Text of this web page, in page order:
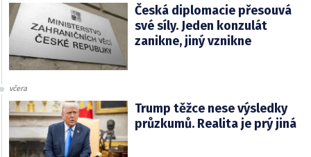
Česká diplomacie přesouvá
své síly. Jeden konzulát
zanikne, jiný vznikne
včera
Trump těžce nese výsledky
průzkumů. Realita je prý jiná